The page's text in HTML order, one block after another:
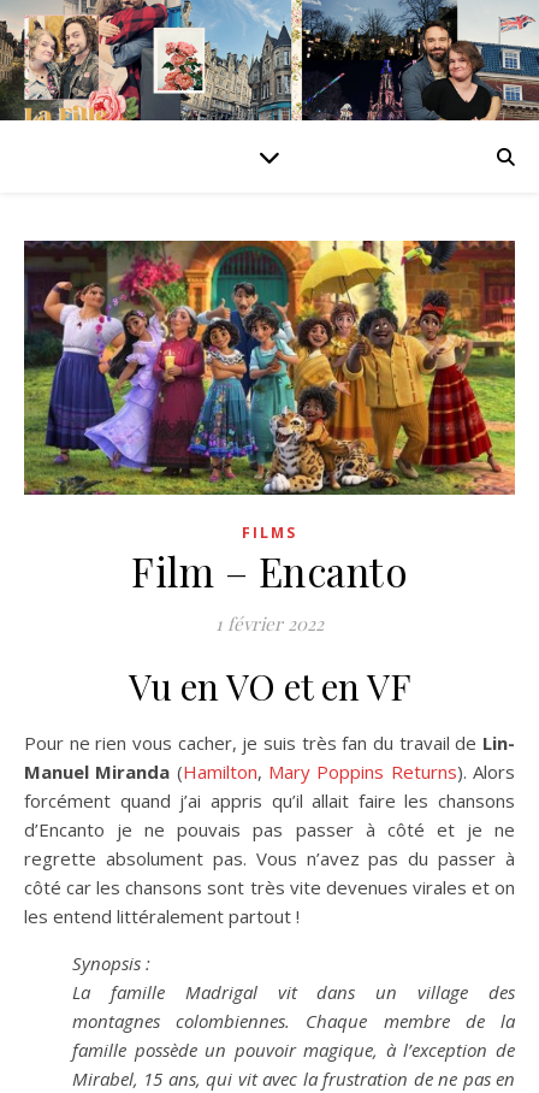
FILMS
Film – Encanto
1 février 2022
Vu en VO et en VF
Pour ne rien vous cacher, je suis très fan du travail de Lin-
Manuel Miranda (Hamilton, Mary Poppins Returns). Alors
forcément quand j’ai appris qu’il allait faire les chansons
d’Encanto je ne pouvais pas passer à côté et je ne
regrette absolument pas. Vous n’avez pas du passer à
côté car les chansons sont très vite devenues virales et on
les entend littéralement partout !
Synopsis :
La famille Madrigal vit dans un village des
montagnes colombiennes. Chaque membre de la
famille possède un pouvoir magique, à l’exception de
Mirabel, 15 ans, qui vit avec la frustration de ne pas en